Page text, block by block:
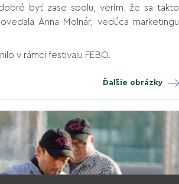
byť zase spolu, verím, že sa takto
Anna Molnár, vedúca marketingu
v rámci festivalu FEBO.
Ďaľšie obrázky